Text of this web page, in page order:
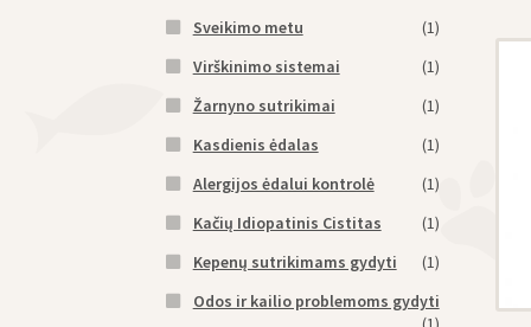
Sveikimo metu
(1)
Virškinimo sistemai
(1)
Žarnyno sutrikimai
(1)
Kasdienis ėdalas
(1)
Alergijos ėdalui kontrolė
(1)
Kačių Idiopatinis Cistitas
(1)
Kepenų sutrikimams gydyti
(1)
Odos ir kailio problemoms gydyti